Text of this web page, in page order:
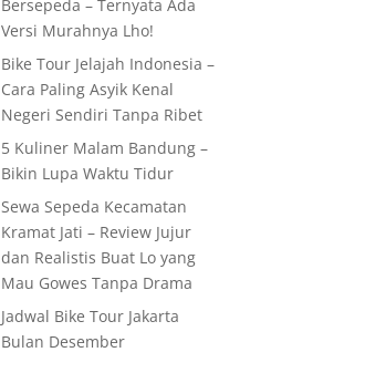
Bersepeda – Ternyata Ada
Versi Murahnya Lho!
Bike Tour Jelajah Indonesia –
Cara Paling Asyik Kenal
Negeri Sendiri Tanpa Ribet
5 Kuliner Malam Bandung –
Bikin Lupa Waktu Tidur
Sewa Sepeda Kecamatan
Kramat Jati – Review Jujur
dan Realistis Buat Lo yang
Mau Gowes Tanpa Drama
Jadwal Bike Tour Jakarta
Bulan Desember